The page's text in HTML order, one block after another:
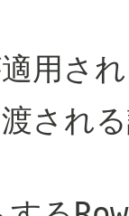
用さ
され